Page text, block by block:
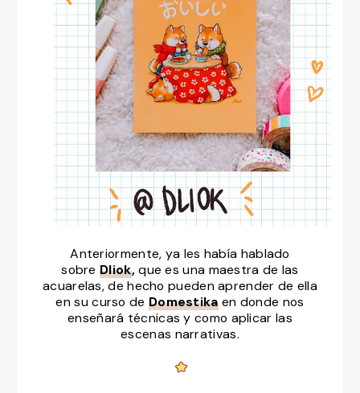
Anteriormente, ya les había hablado
sobreDliok,que es una maestra de las
acuarelas, de hecho pueden aprender de ella
en su curso de Domestika en donde nos
enseñará técnicas y como aplicar las
escenas narrativas.